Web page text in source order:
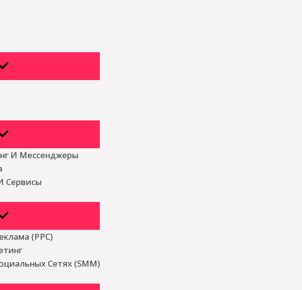
И Мессенджеры
Сервисы
(PPC)
Сетях (SMM)